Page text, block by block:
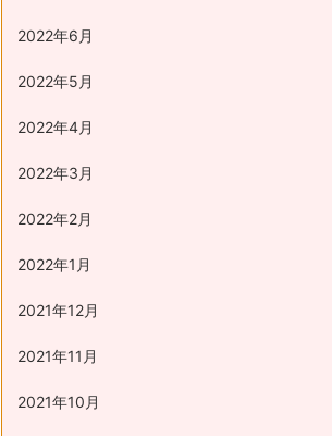
2022年6月
2022年5月
2022年4月
2022年3月
2022年2月
2022年1月
2021年12月
2021年11月
2021年10月